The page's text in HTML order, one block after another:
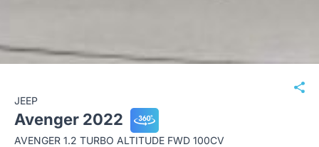
JEEP
Avenger 2022
AVENGER 1.2 TURBO ALTITUDE FWD 100CV